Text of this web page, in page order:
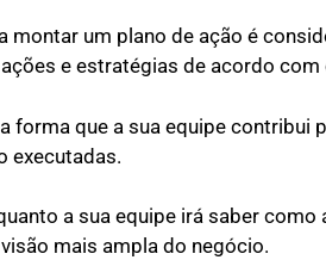
montar um plano de ação é
e estratégias de acordo
forma que a sua equipe contribui
executadas.
a sua equipe irá saber
mais ampla do negócio.